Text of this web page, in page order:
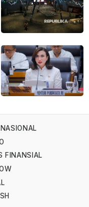
FINANSIAL